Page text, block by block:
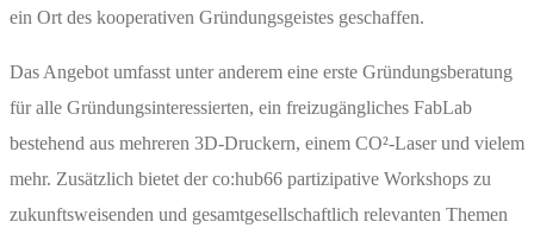
ein Ort des kooperativen Gründungsgeistes geschaffen.
Das Angebot umfasst unter anderem eine erste Gründungsberatung
für alle Gründungsinteressierten, ein freizugängliches FabLab
bestehend aus mehreren 3D-Druckern, einem CO²-Laser und vielem
mehr. Zusätzlich bietet der co:hub66 partizipative Workshops zu
zukunftsweisenden und gesamtgesellschaftlich relevanten Themen